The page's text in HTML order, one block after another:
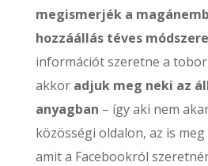
megismerjék a
hozzáállás téves
információt szeretne a
akkor adjuk meg neki az
anyagban – így aki nem
közösségi oldalon, az is
amit a Facebookról